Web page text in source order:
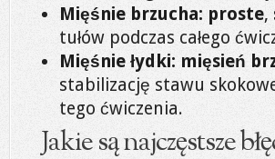
Mięśnie brzucha: proste,
tułów podczas całego
Mięśnie łydki: mięsień
stabilizację stawu
tego ćwiczenia.
Jakie są najczęstsze